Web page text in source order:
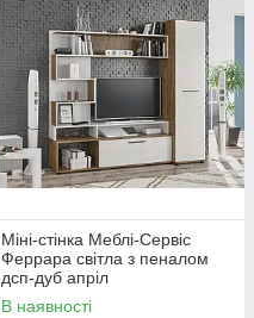
Міні-стінка Меблі-Сервіс
Феррара світла з пеналом
дсп-дуб апріл
В наявності